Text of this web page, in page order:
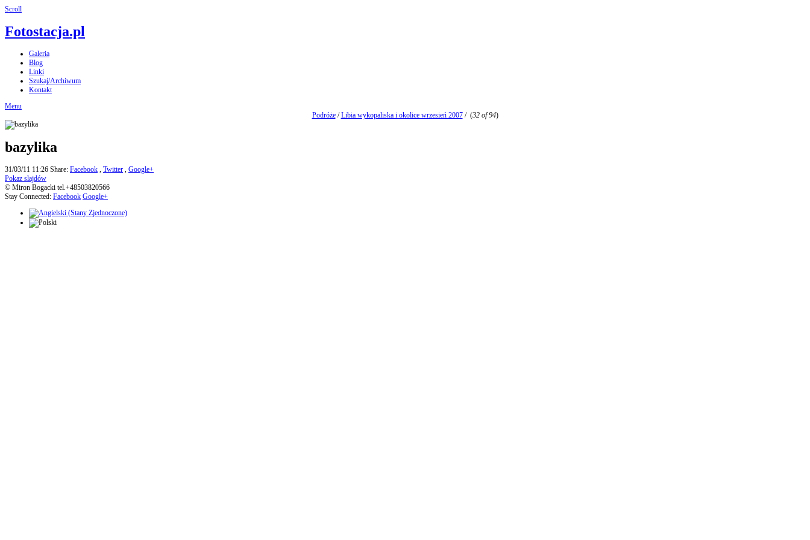
Scroll
Fotostacja.pl
Galeria
Blog
Linki
Szukaj/Archiwum
Kontakt
Menu
Podróże/Libia wykopaliska i okolice wrzesień 2007/ (32 of 94)
bazylika
31/03/11 11:26 Share: Facebook , Twitter , Google+
Pokaz slajdów
© Miron Bogacki tel.+48503820566
Stay Connected: Facebook Google+